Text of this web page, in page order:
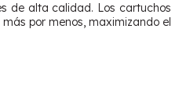
de alta calidad. Los cartuchos
por menos, maximizando el